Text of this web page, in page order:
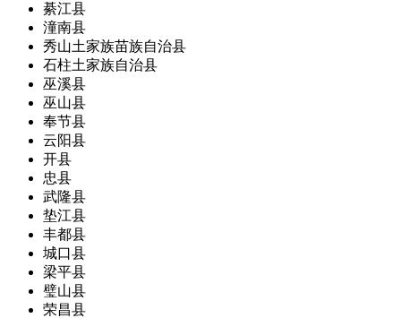
綦江县
潼南县
秀山土家族苗族自治县
石柱土家族自治县
巫溪县
巫山县
奉节县
云阳县
开县
忠县
武隆县
垫江县
丰都县
城口县
梁平县
璧山县
荣昌县